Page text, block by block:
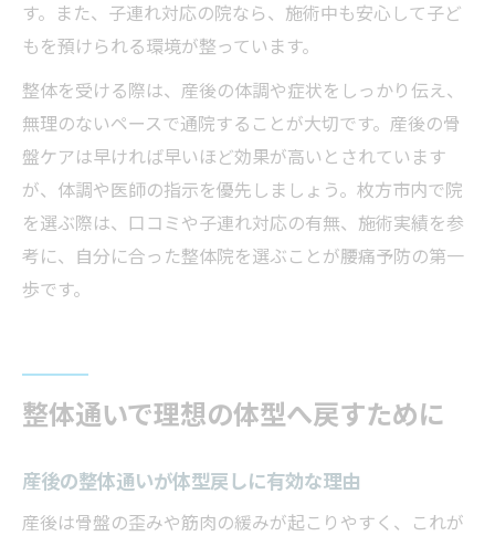
す。また、子連れ対応の院なら、施術中も安心して子ど
もを預けられる環境が整っています。
整体を受ける際は、産後の体調や症状をしっかり伝え、
無理のないペースで通院することが大切です。産後の骨
盤ケアは早ければ早いほど効果が高いとされています
が、体調や医師の指示を優先しましょう。枚方市内で院
を選ぶ際は、口コミや子連れ対応の有無、施術実績を参
考に、自分に合った整体院を選ぶことが腰痛予防の第一
歩です。
整体通いで理想の体型へ戻すために
産後の整体通いが体型戻しに有効な理由
産後は骨盤の歪みや筋肉の緩みが起こりやすく、これが